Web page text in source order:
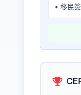
• 移民